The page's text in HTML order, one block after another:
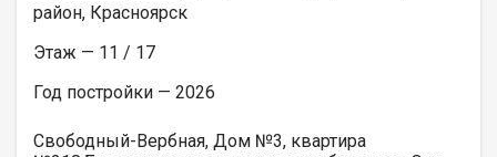
район, Красноярск
Этаж — 11 / 17
Год постройки — 2026
Свободный-Вербная, Дом №3, квартира